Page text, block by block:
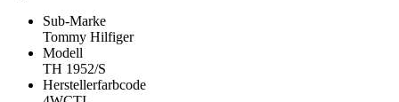
Sub-Marke
Tommy Hilfiger
Modell
TH 1952/S
Herstellerfarbcode